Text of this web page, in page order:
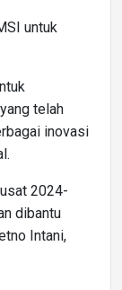
untuk
telah
inovasi
2024-
dibantu
Intani,